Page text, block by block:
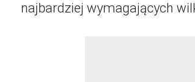
najbardziej wymagających